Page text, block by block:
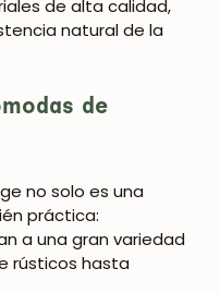
de alta calidad,
natural de la
de
no solo es una
práctica:
a una gran variedad
rústicos hasta
de descuento